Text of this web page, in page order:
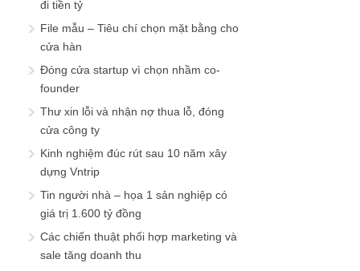
đi tiền tỷ
File mẫu – Tiêu chí chọn mặt bằng cho
cửa hàn
Đóng cửa startup vì chọn nhầm co-
founder
Thư xin lỗi và nhận nợ thua lỗ, đóng
cửa công ty
Kinh nghiệm đúc rút sau 10 năm xây
dựng Vntrip
Tin người nhà – họa 1 sản nghiệp có
giá trị 1.600 tỷ đồng
Các chiến thuật phối hợp marketing và
sale tăng doanh thu